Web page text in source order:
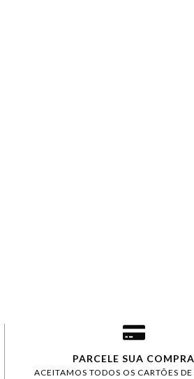
PARCELE SUA COMPRA
ACEITAMOS TODOS OS CARTÕES DE